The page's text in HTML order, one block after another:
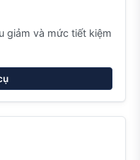
giảm và mức tiết kiệm